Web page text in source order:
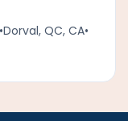
•Dorval, QC, CA•